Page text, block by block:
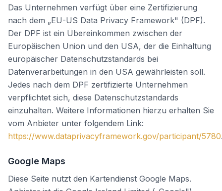
Das Unternehmen verfügt über eine Zertifizierung
nach dem „EU-US Data Privacy Framework" (DPF).
Der DPF ist ein Übereinkommen zwischen der
Europäischen Union und den USA, der die Einhaltung
europäischer Datenschutzstandards bei
Datenverarbeitungen in den USA gewährleisten soll.
Jedes nach dem DPF zertifizierte Unternehmen
verpflichtet sich, diese Datenschutzstandards
einzuhalten. Weitere Informationen hierzu erhalten Sie
vom Anbieter unter folgendem Link:
https://www.dataprivacyframework.gov/participant/5780
Google Maps
Diese Seite nutzt den Kartendienst Google Maps.